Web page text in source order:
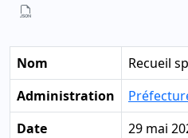
Nom
Recueil
Administration
Date
29 mai